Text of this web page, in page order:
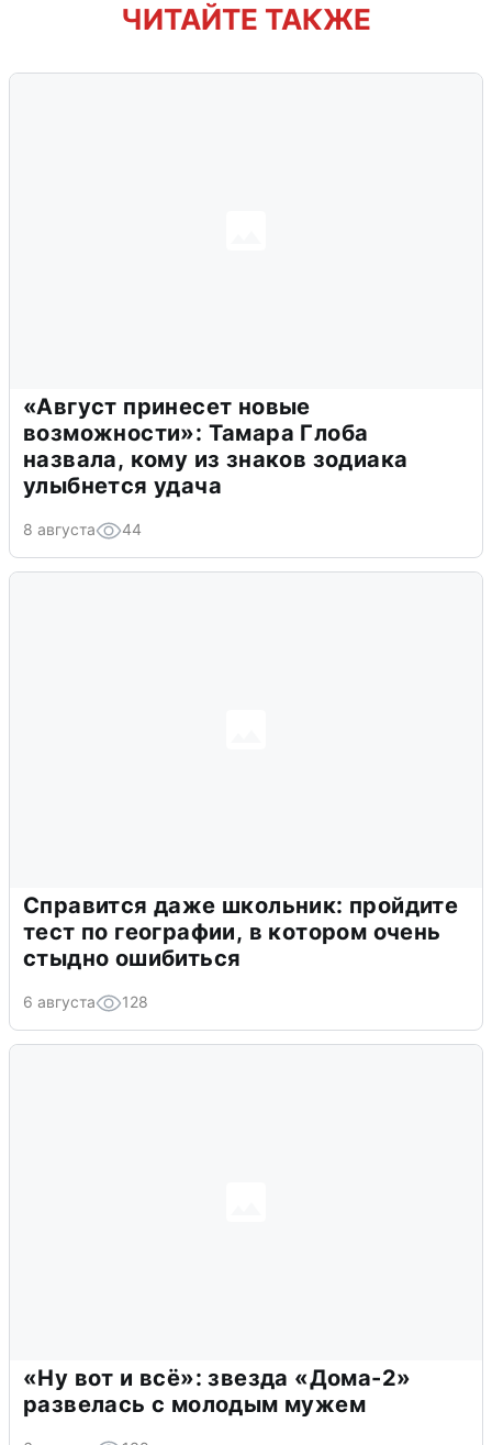
ЧИТАЙТЕ ТАКЖЕ
«Август принесет новые
возможности»: Тамара Глоба
назвала, кому из знаков зодиака
улыбнется удача
8 августа 44
Справится даже школьник: пройдите
тест по географии, в котором очень
стыдно ошибиться
6 августа 128
«Ну вот и всё»: звезда «Дома-2»
развелась с молодым мужем